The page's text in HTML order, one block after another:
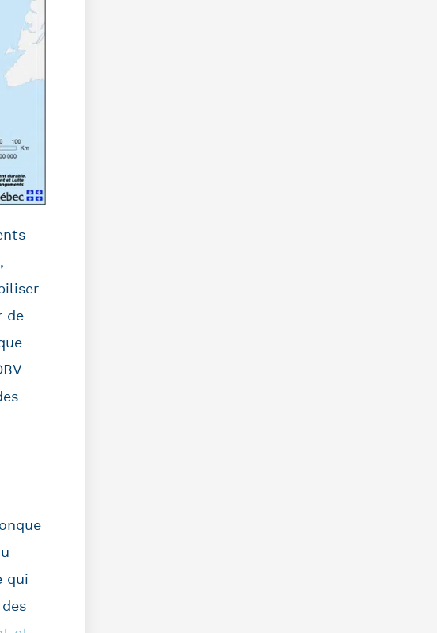
de
qui